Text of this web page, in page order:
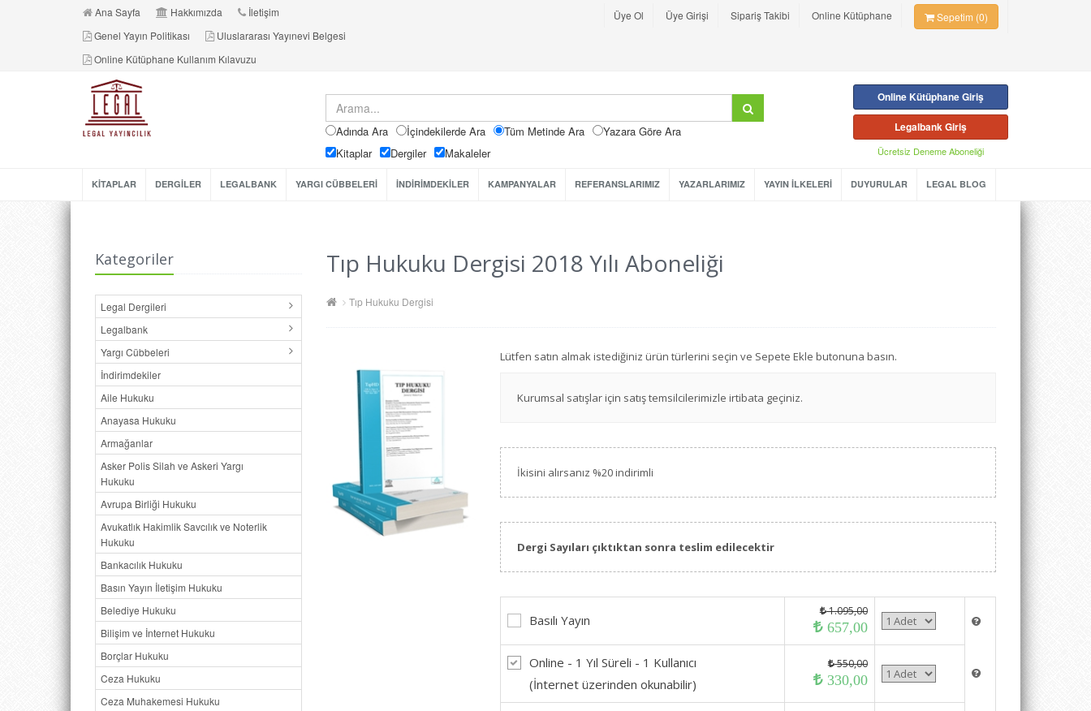
Ana Sayfa Hakkımızda
İletişim
Genel Yayın Politikası
Uluslararası Yayınevi Belgesi
Online Kütüphane Kullanım Kılavuzu
Üye Ol Üye Girişi Sipariş Takibi Online Kütüphane Sepetim (0)
Adında Ara İçindekilerde Ara Tüm Metinde Ara
Yazara Göre Ara
Kitaplar
Dergiler Makaleler
Online Kütüphane Giriş
Legalbank Giriş
Ücretsiz Deneme Aboneliği
KİTAPLAR DERGİLER LEGALBANK YARGI CÜBBELERİ İNDİRİMDEKİLER KAMPANYALAR REFERANSLARIMIZ YAZARLARIMIZ YAYIN İLKELERİ DUYURULAR LEGAL BLOG
Kategoriler
Legal Dergileri
Legalbank
Yargı Cübbeleri
İndirimdekiler
Aile Hukuku
Anayasa Hukuku
Armağanlar
Asker Polis Silah ve Askeri Yargı
Hukuku
Avrupa Birliği Hukuku
Avukatlık Hakimlik Savcılık ve Noterlik
Hukuku
Bankacılık Hukuku
Basın Yayın İletişim Hukuku
Belediye Hukuku
Bilişim ve İnternet Hukuku
Borçlar Hukuku
Ceza Hukuku
Ceza Muhakemesi Hukuku
Tıp Hukuku Dergisi 2018 Yılı Aboneliği
Tıp Hukuku Dergisi
Lütfen satın almak istediğiniz ürün türlerini seçin ve Sepete Ekle butonuna basın.
Kurumsal satışlar için satış temsilcilerimizle irtibata geçiniz.
İkisini alırsanız %20 indirimli
Dergi Sayıları çıktıktan sonra teslim edilecektir
Basılı Yayın
1.095,00
657,00
Online - 1 Yıl Süreli - 1 Kullanıcı
(İnternet üzerinden okunabilir)
550,00
330,00